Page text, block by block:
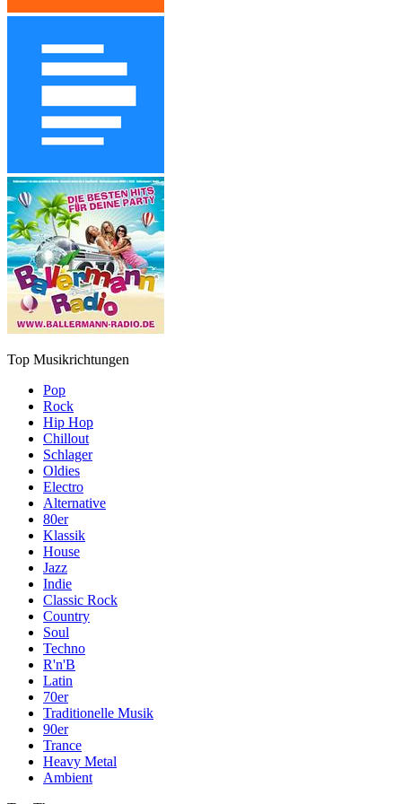
Top Musikrichtungen
Pop
Rock
Hip Hop
Chillout
Schlager
Oldies
Electro
Alternative
80er
Klassik
House
Jazz
Indie
Classic Rock
Country
Soul
Techno
R'n'B
Latin
70er
Traditionelle Musik
90er
Trance
Heavy Metal
Ambient